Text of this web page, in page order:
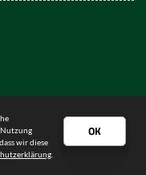
OK
wir diese